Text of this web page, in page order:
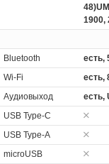
1900,
Bluetooth
есть,
Wi-Fi
есть,
Аудиовыход
есть,
USB Type-C
USB Type-A
microUSB